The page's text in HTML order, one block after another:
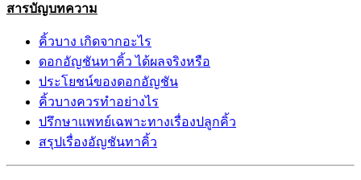
สารบัญบทความ
คิ้วบาง เกิดจากอะไร
ดอกอัญชันทาคิ้ว ได้ผลจริงหรือ
ประโยชน์ของดอกอัญชัน
คิ้วบางควรทำอย่างไร
ปรึกษาแพทย์เฉพาะทางเรื่องปลูกคิ้ว
สรุปเรื่องอัญชันทาคิ้ว